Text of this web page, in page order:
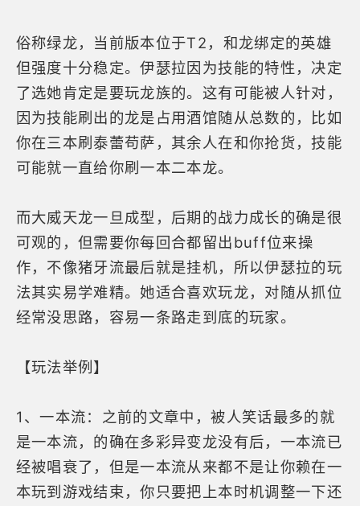
俗称绿龙，当前版本位于T2，和龙绑定的英雄
但强度十分稳定。伊瑟拉因为技能的特性，决定
了选她肯定是要玩龙族的。这有可能被人针对，
因为技能刷出的龙是占用酒馆随从总数的，比如
你在三本刷泰蕾苟萨，其余人在和你抢货，技能
可能就一直给你刷一本二本龙。
而大威天龙一旦成型，后期的战力成长的确是很
可观的，但需要你每回合都留出buff位来操
作，不像猪牙流最后就是挂机，所以伊瑟拉的玩
法其实易学难精。她适合喜欢玩龙，对随从抓位
经常没思路，容易一条路走到底的玩家。
【玩法举例】
1、一本流：之前的文章中，被人笑话最多的就
是一本流，的确在多彩异变龙没有后，一本流已
经被唱衰了，但是一本流从来都不是让你赖在一
本玩到游戏结束，你只要把上本时机调整一下还